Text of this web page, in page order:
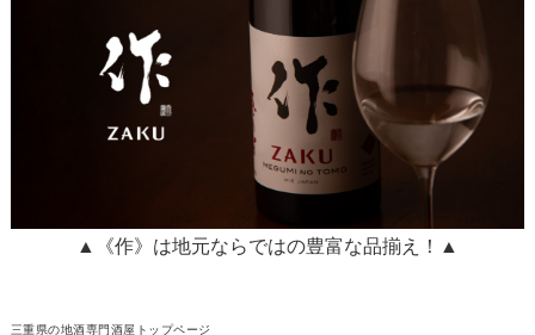
▲《作》は地元ならではの豊富な品揃え！▲
三重県の地酒専門酒屋トップページ